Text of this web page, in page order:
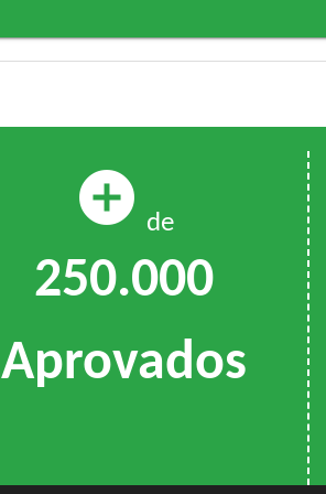
add_circle de
250.000
Aprovados